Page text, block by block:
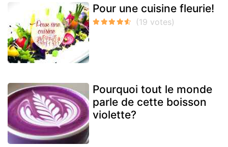
Pour une cuisine fleurie!
Pourquoi tout le monde
parle de cette boisson
violette?